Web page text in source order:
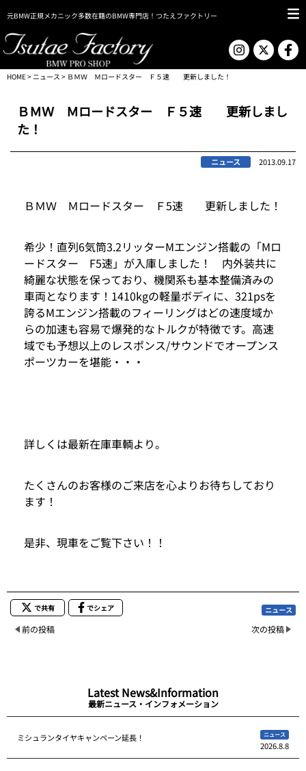
元BMW正規メカニック多数在籍のBMW専門店！つたえファクトリー
HOME> ニュース > ＢＭＷ Ｍロードスター Ｆ５速 更新しました！
ＢＭＷ Ｍロードスター Ｆ５速 更新しまし
た！
ニュース 2013.09.17
ＢＭＷ Ｍロードスター Ｆ5速 更新しました！
希少！直列6気筒3.2リッターMエンジン搭載の「Mロ
ードスター F5速」が入庫しました！ 内外装共に
綺麗な状態を保っており、機関系も基本整備済みの
車両となります！1410kgの軽量ボディに、321psを
誇るMエンジン搭載のフィーリングはどの速度域か
らの加速も容易で爆発的なトルクが特徴です。高速
域でも予想以上のレスポンス/サウンドでオープンス
ポーツカーを堪能・・・
詳しくは最新在庫車輌より。
たくさんのお客様のご来店を心よりお待ちしており
ます！
是非、現車をご覧下さい！！
で共有 でシェア ニュース
前の投稿 次の投稿
Latest News&Information
最新ニュース・インフォメーション
ミシュランタイヤキャンペーン延長！ ニュース
2026.8.8